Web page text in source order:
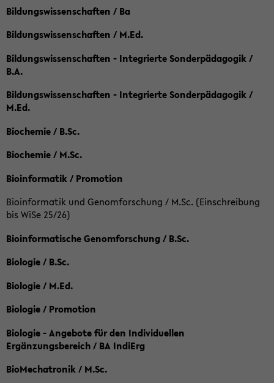
Bildungswissenschaften / Ba
Bildungswissenschaften / M.Ed.
Bildungswissenschaften - Integrierte Sonderpädagogik /
B.A.
Bildungswissenschaften - Integrierte Sonderpädagogik /
M.Ed.
Biochemie / B.Sc.
Biochemie / M.Sc.
Bioinformatik / Promotion
Bioinformatik und Genomforschung / M.Sc. (Einschreibung
bis WiSe 25/26)
Bioinformatische Genomforschung / B.Sc.
Biologie / B.Sc.
Biologie / M.Ed.
Biologie / Promotion
Biologie - Angebote für den Individuellen
Ergänzungsbereich / BA IndiErg
BioMechatronik / M.Sc.